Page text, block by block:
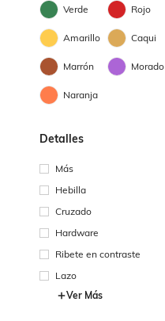
Verde Rojo
Amarillo Caqui
Marrón Morado
Naranja
Detalles
Más
Hebilla
Cruzado
Hardware
Ribete en contraste
Lazo
Ver Más